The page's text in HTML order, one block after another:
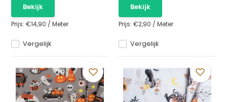
Vergelijk
Bekijk
Prijs:€14,90 /Meter
Vergelijk
Bekijk
Prijs: €2,90 / Meter